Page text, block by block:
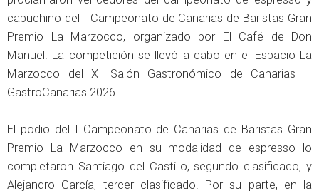
capuchino del I Campeonato de Canarias de Baristas Gran
Premio La Marzocco, organizado por El Café de Don
Manuel. La competición se llevó a cabo en el Espacio La
Marzocco del XI Salón Gastronómico de Canarias –
GastroCanarias 2026.
El podio del I Campeonato de Canarias de Baristas Gran
Premio La Marzocco en su modalidad de espresso lo
completaron Santiago del Castillo, segundo clasificado, y
Alejandro García, tercer clasificado. Por su parte, en la